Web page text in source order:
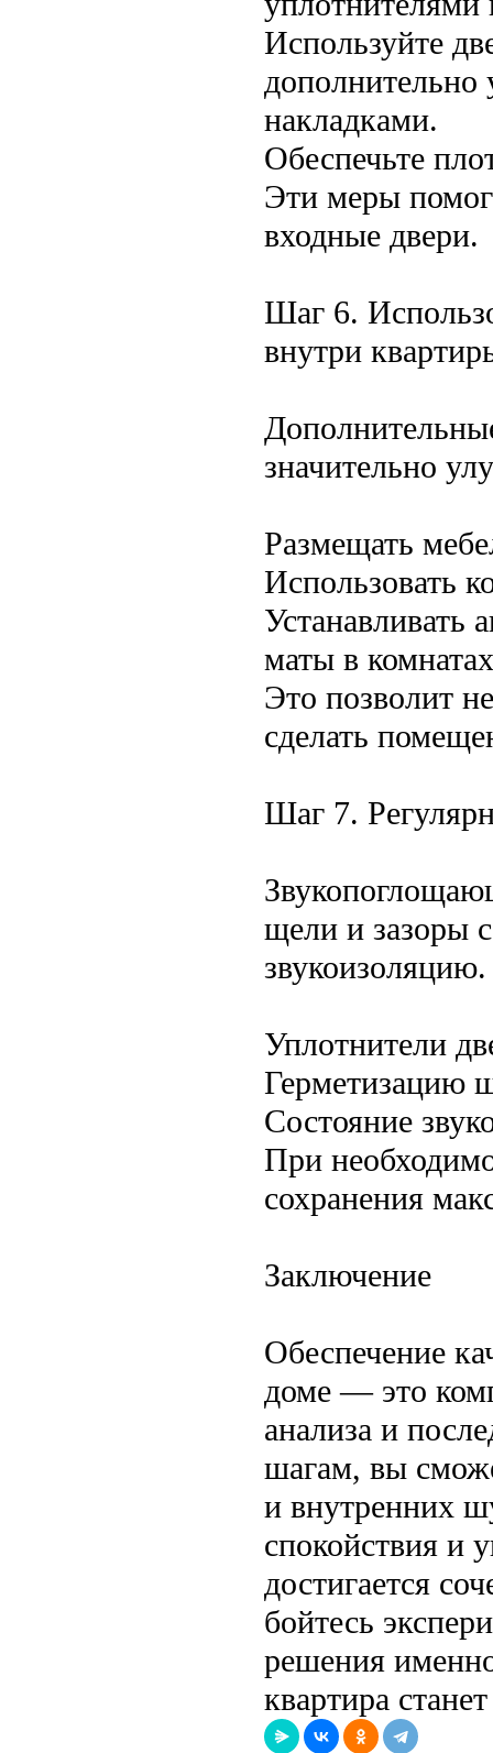
Используйте
накладками.
Обеспечьте
Эти меры
входные двери.
Шаг 6.
внутри
значительно
Размещать
Использовать
Устанавливать
маты в
Это позволит
сделать
Шаг 7.
щели и зазоры
Уплотнители
Герметизацию
Состояние
При
сохранения
Заключение
Обеспечение
доме — это
анализа и
шагам, вы
и внутренних
спокойствия и
достигается
бойтесь
решения
квартира